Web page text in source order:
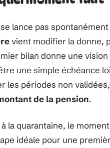
lance pas spontanément
vient modifier la donne,
bilan donne une
une simple échéance
les périodes non
de la pension.
la quarantaine, le
idéale pour une